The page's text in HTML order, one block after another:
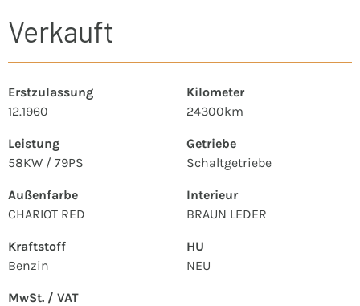
Verkauft
Erstzulassung
12.1960
Kilometer
24300km
Leistung
58KW / 79PS
Getriebe
Schaltgetriebe
Außenfarbe
CHARIOT RED
Interieur
BRAUN LEDER
Kraftstoff
Benzin
HU
NEU
MwSt. / VAT